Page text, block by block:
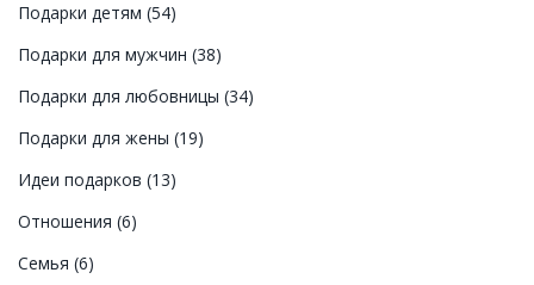
Подарки детям (54)
Подарки для мужчин (38)
Подарки для любовницы (34)
Подарки для жены (19)
Идеи подарков (13)
Отношения (6)
Семья (6)